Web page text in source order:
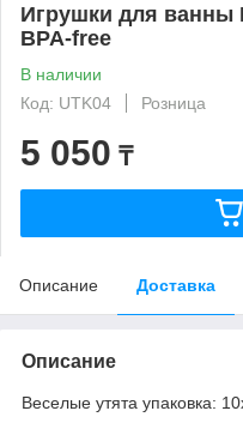
Игрушки для ванны
BPA-free
В наличии
Код: UTK04
Розница
5 050 ₸
Описание Доставка
Описание
Веселые утята упаковка: